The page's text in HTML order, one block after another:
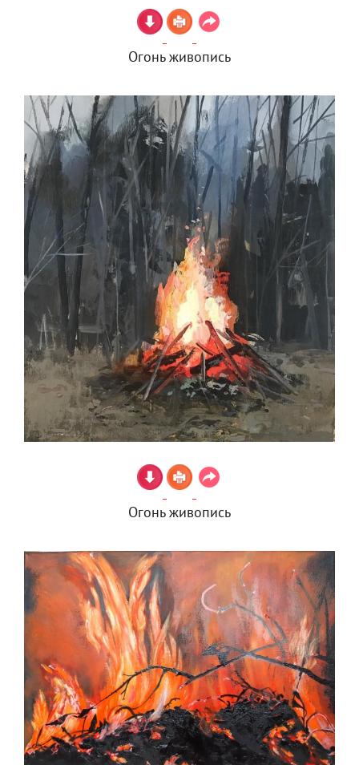
Огонь живопись
Огонь живопись